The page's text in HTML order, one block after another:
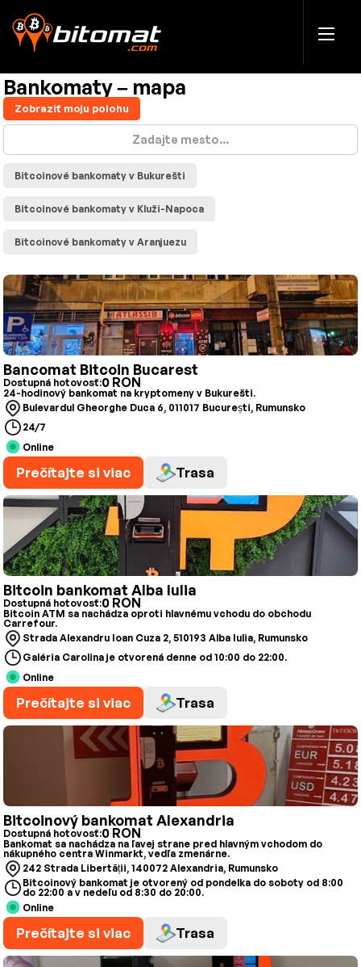
Bankomaty – mapa
Zobraziť moju polohu
Bitcoinové bankomaty v Bukurešti
Bitcoinové bankomaty v Kluži-Napoca
Bitcoinové bankomaty v Aranjuezu
Bancomat Bitcoin Bucarest
Dostupná hotovosť:0 RON
24-hodinový bankomat na kryptomeny v Bukurešti.
Bulevardul Gheorghe Duca 6, 011017 București, Rumunsko
24/7
Online
Prečítajte si viac Trasa
Bitcoin bankomat Alba Iulia
Dostupná hotovosť:0 RON
Bitcoin ATM sa nachádza oproti hlavnému vchodu do obchodu
Carrefour.
Strada Alexandru Ioan Cuza 2, 510193 Alba Iulia, Rumunsko
Galéria Carolina je otvorená denne od 10:00 do 22:00.
Online
Prečítajte si viac Trasa
Bitcoinový bankomat Alexandria
Dostupná hotovosť:0 RON
Bankomat sa nachádza na ľavej strane pred hlavným vchodom do
nákupného centra Winmarkt, vedľa zmenárne.
242 Strada Libertății, 140072 Alexandria, Rumunsko
Bitcoinový bankomat je otvorený od pondelka do soboty od 8:00
do 22:00 a v nedeľu od 8:30 do 20:00.
Online
Prečítajte si viac Trasa